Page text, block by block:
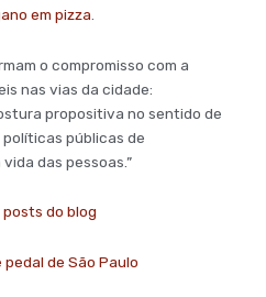
em pizza
o compromisso com a
nas vias da cidade:
propositiva no sentido de
públicas de
das pessoas.”
do blog
de São Paulo